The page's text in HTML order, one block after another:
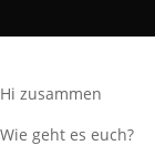
Hi zusammen
Wie geht es euch?